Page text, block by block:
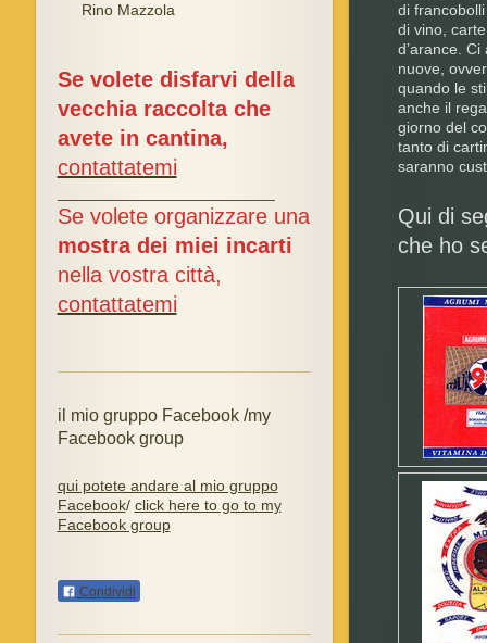
di
di vino,
d’arance.
nuove,
quando le
anche il
giorno del
tanto di
saranno
Qui di
che ho
Rino Mazzola
Se volete disfarvi della
vecchia raccolta che
avete in cantina,
contattatemi
Se volete organizzare una
mostra dei miei incarti
nella vostra città,
contattatemi
il mio gruppo Facebook /my
Facebook group
qui potete andare al mio gruppo
Facebook/ click here to go to my
Facebook group
Condividi